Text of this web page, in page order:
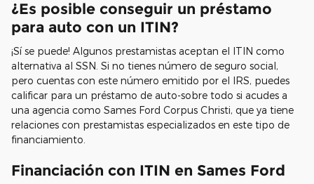
¿Es posible conseguir un préstamo
para auto con un ITIN?
¡Sí se puede! Algunos prestamistas aceptan el ITIN como
alternativa al SSN. Si no tienes número de seguro social,
pero cuentas con este número emitido por el IRS, puedes
calificar para un préstamo de auto-sobre todo si acudes a
una agencia como Sames Ford Corpus Christi, que ya tiene
relaciones con prestamistas especializados en este tipo de
financiamiento.
Financiación con ITIN en Sames Ford